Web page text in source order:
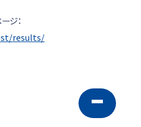
ジ：
results/